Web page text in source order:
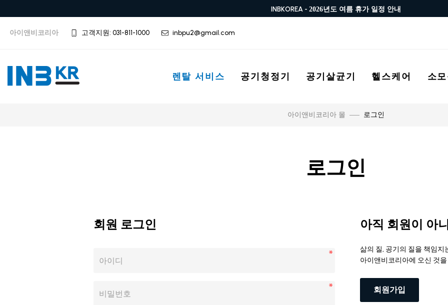
INBKOREA - 2026년도 여름 휴가 일정 안내
아이앤비코리아 고객지원: 031-811-1000 inbpu2@gmail.com
렌탈 서비스 공기청정기 공기살균기 헬스케어 소
아이앤비코리아 몰 로그인
로그인
회원 로그인 아직 회원이 아
삶의 질, 공기의 질을 책임지
아이앤비코리아에 오신 것
회원가입